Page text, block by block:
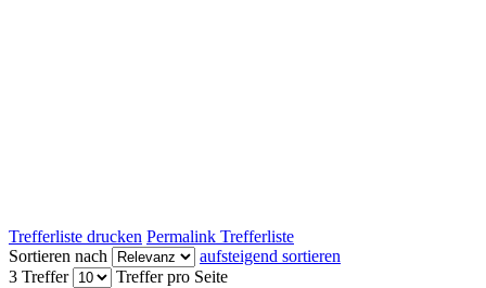
Trefferliste drucken Permalink Trefferliste
Sortieren nach
aufsteigend sortieren
3 Treffer
Treffer pro Seite